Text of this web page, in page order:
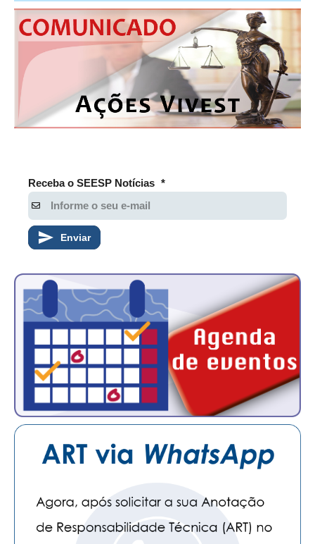
Receba o SEESP Notícias *
Enviar